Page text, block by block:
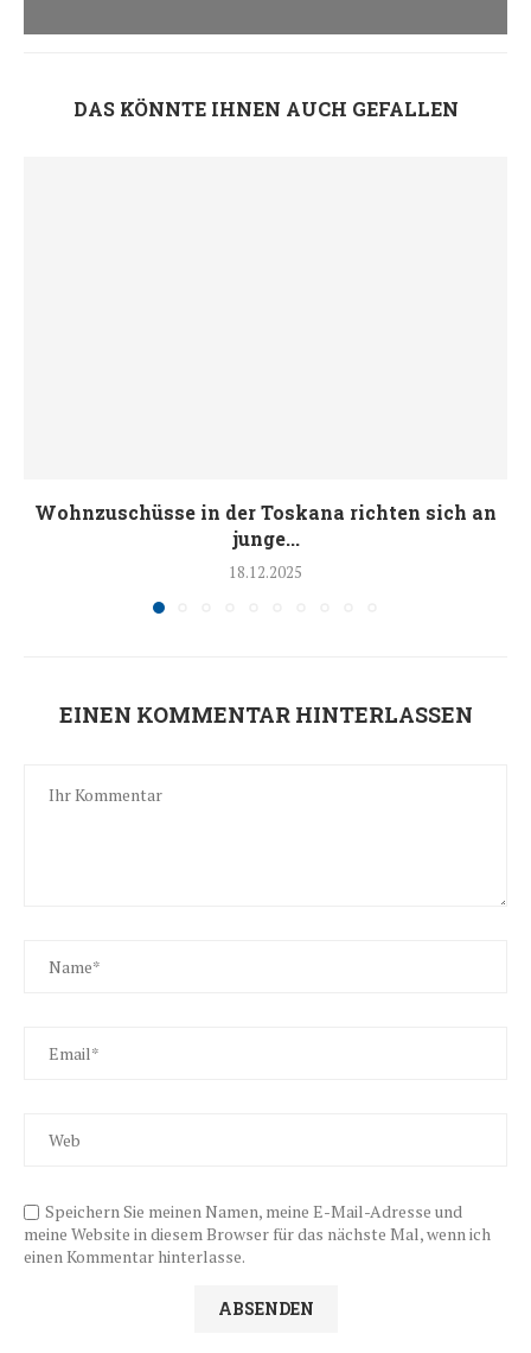
DAS KÖNNTE IHNEN AUCH GEFALLEN
Wohnzuschüsse in der Toskana richten sich an
junge...
18.12.2025
EINEN KOMMENTAR HINTERLASSEN
Speichern Sie meinen Namen, meine E-Mail-Adresse und
meine Website in diesem Browser für das nächste Mal, wenn ich
einen Kommentar hinterlasse.